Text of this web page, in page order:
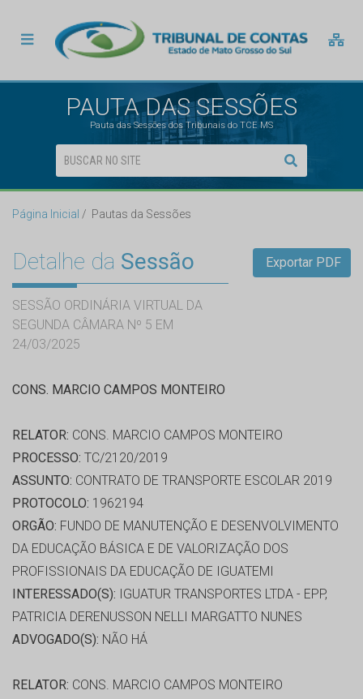
PAUTA DAS SESSÕES
Pauta das Sessões dos Tribunais do TCE MS
Página Inicial Pautas da Sessões
Detalhe da Sessão
SESSÃO ORDINÁRIA VIRTUAL DA
SEGUNDA CÂMARA Nº 5 EM
24/03/2025
Exportar PDF
CONS. MARCIO CAMPOS MONTEIRO
RELATOR: CONS. MARCIO CAMPOS MONTEIRO
PROCESSO: TC/2120/2019
ASSUNTO: CONTRATO DE TRANSPORTE ESCOLAR 2019
PROTOCOLO: 1962194
ORGÃO: FUNDO DE MANUTENÇÃO E DESENVOLVIMENTO
DA EDUCAÇÃO BÁSICA E DE VALORIZAÇÃO DOS
PROFISSIONAIS DA EDUCAÇÃO DE IGUATEMI
INTERESSADO(S): IGUATUR TRANSPORTES LTDA - EPP,
PATRICIA DERENUSSON NELLI MARGATTO NUNES
ADVOGADO(S): NÃO HÁ
RELATOR: CONS. MARCIO CAMPOS MONTEIRO